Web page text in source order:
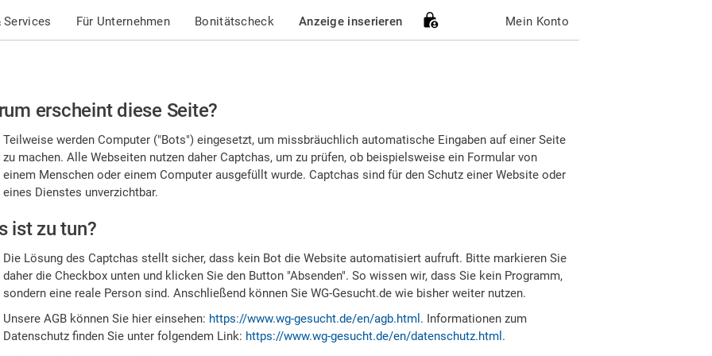
Services Für Unternehmen Bonitätscheck Anzeige inserieren Mein Konto
erscheint diese Seite?
Teilweise werden Computer ("Bots") eingesetzt, um missbräuchlich automatische Eingaben auf einer Seite
zu machen. Alle Webseiten nutzen daher Captchas, um zu prüfen, ob beispielsweise ein Formular von
einem Menschen oder einem Computer ausgefüllt wurde. Captchas sind für den Schutz einer Website oder
eines Dienstes unverzichtbar.
ist zu tun?
Die Lösung des Captchas stellt sicher, dass kein Bot die Website automatisiert aufruft. Bitte markieren Sie
daher die Checkbox unten und klicken Sie den Button "Absenden". So wissen wir, dass Sie kein Programm,
sondern eine reale Person sind. Anschließend können Sie WG-Gesucht.de wie bisher weiter nutzen.
Unsere AGB können Sie hier einsehen: https://www.wg-gesucht.de/en/agb.html . Informationen zum
Datenschutz finden Sie unter folgendem Link: https://www.wg-gesucht.de/en/datenschutz.html .